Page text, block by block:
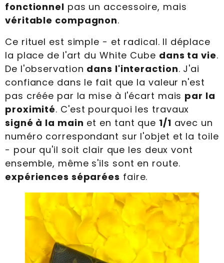
fonctionnel pas un accessoire, mais
véritable compagnon.
Ce rituel est simple - et radical. Il déplace
la place de l'art du White Cube dans ta vie.
De l'observation dans l'interaction. J'ai
confiance dans le fait que la valeur n'est
pas créée par la mise à l'écart mais par la
proximité. C'est pourquoi les travaux
signé à la main et en tant que 1/1 avec un
numéro correspondant sur l'objet et la toile
- pour qu'il soit clair que les deux vont
ensemble, même s'ils sont en route.
expériences séparées faire.